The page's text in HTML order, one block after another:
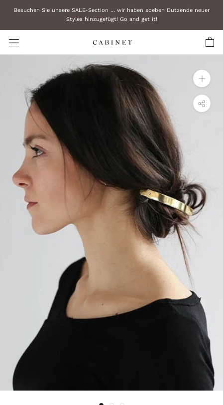
überspringen
Besuchen Sie unsere SALE-Section ... wir haben soeben Dutzende neuer
Styles hinzugefügt! Go and get it!